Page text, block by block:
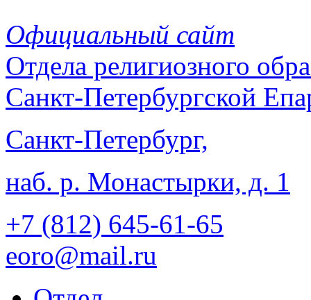
Официальный сайт
Отдела религиозного
Санкт-Петербургской
Санкт-Петербург,
наб. р. Монастырки, д. 1
+7 (812) 645-61-65
eoro@mail.ru